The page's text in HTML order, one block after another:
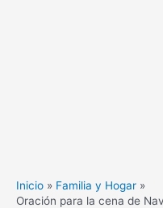
Inicio
Familia y Hogar
Oración para la cena de